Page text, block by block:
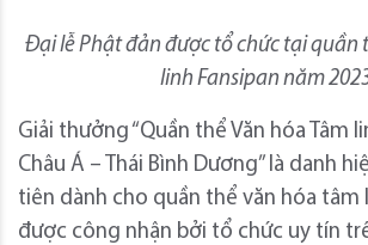
Đại lễ Phật đản được tổ chức tại quần
linh Fansipan năm
Giải thưởng “Quần thể Văn hóa Tâm
Châu Á – Thái Bình Dương” là danh
tiên dành cho quần thể văn hóa tâm
được công nhận bởi tổ chức uy tín